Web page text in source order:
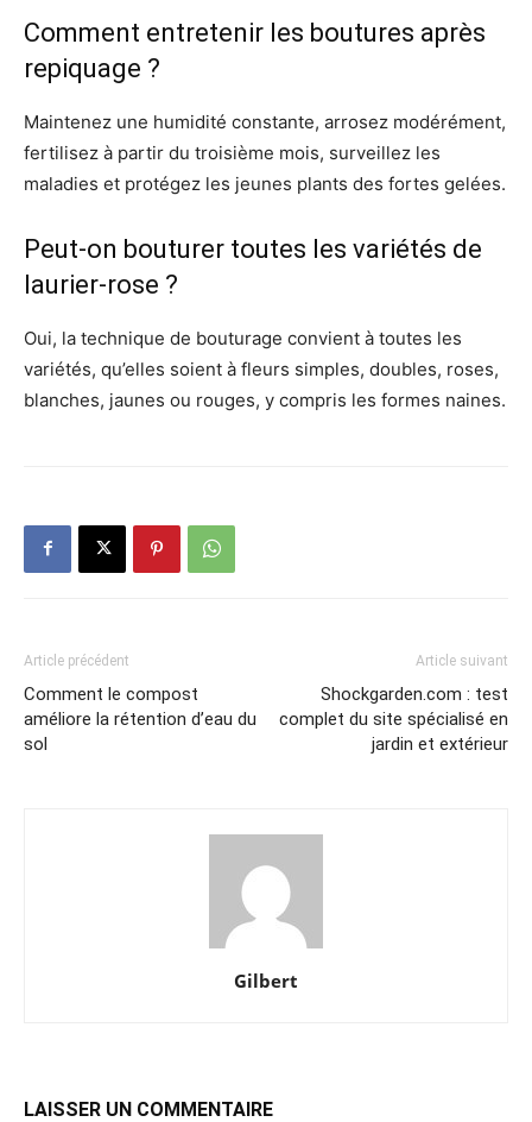
Comment entretenir les boutures après
repiquage ?
Maintenez une humidité constante, arrosez modérément,
fertilisez à partir du troisième mois, surveillez les
maladies et protégez les jeunes plants des fortes gelées.
Peut-on bouturer toutes les variétés de
laurier-rose ?
Oui, la technique de bouturage convient à toutes les
variétés, qu’elles soient à fleurs simples, doubles, roses,
blanches, jaunes ou rouges, y compris les formes naines.
Article précédent
Comment le compost
améliore la rétention d’eau du
sol
Article suivant
Shockgarden.com : test
complet du site spécialisé en
jardin et extérieur
Gilbert
LAISSER UN COMMENTAIRE